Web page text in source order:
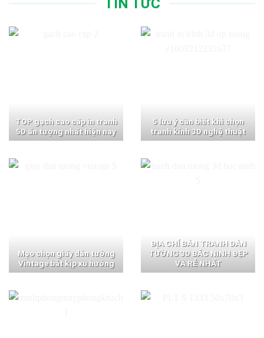
TIN TỨC
TOP gạch cao cấp in tranh
5D ấn tượng nhất hiện nay
5 lưu ý cần biết khi chọn
tranh kính 3D nghệ thuật
Mẹo chọn giấy dán tường
Vintage bắt kịp xu hướng
ĐỊA CHỈ BÁN TRANH DÁN
TƯỜNG 3D BẮC NINH ĐẸP
VÀ RẺ NHẤT